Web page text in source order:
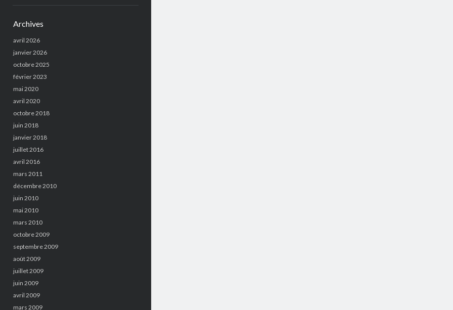
Archives
avril 2026
janvier 2026
octobre 2025
février 2023
mai 2020
avril 2020
octobre 2018
juin 2018
janvier 2018
juillet 2016
avril 2016
mars 2011
décembre 2010
juin 2010
mai 2010
mars 2010
octobre 2009
septembre 2009
août 2009
juillet 2009
juin 2009
avril 2009
mars 2009